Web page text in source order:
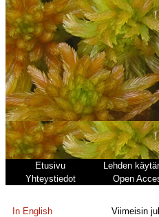
Etusivu Lehden
Yhteystiedot
Open
In English Viimeisin